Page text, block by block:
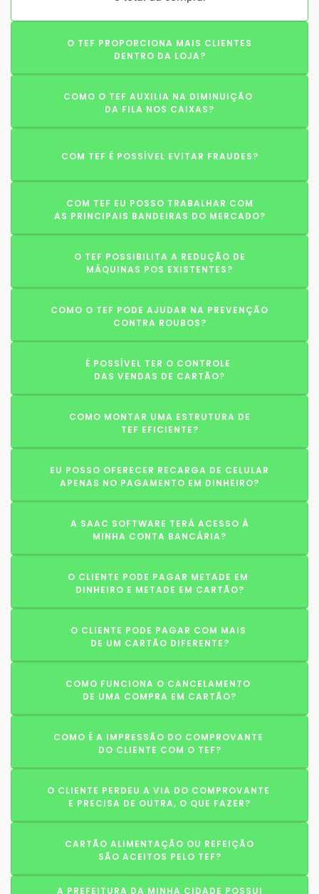
O TEF PROPORCIONA MAIS CLIENTES
DENTRO DA LOJA?
COMO O TEF AUXILIA NA DIMINUIÇÃO
DA FILA NOS CAIXAS?
COM TEF É POSSÍVEL EVITAR FRAUDES?
COM TEF EU POSSO TRABALHAR COM
AS PRINCIPAIS BANDEIRAS DO MERCADO?
O TEF POSSIBILITA A REDUÇÃO DE
MÁQUINAS POS EXISTENTES?
COMO O TEF PODE AJUDAR NA PREVENÇÃO
CONTRA ROUBOS?
É POSSÍVEL TER O CONTROLE
DAS VENDAS DE CARTÃO?
COMO MONTAR UMA ESTRUTURA DE
TEF EFICIENTE?
EU POSSO OFERECER RECARGA DE CELULAR
APENAS NO PAGAMENTO EM DINHEIRO?
A SAAC SOFTWARE TERÁ ACESSO À
MINHA CONTA BANCÁRIA?
O CLIENTE PODE PAGAR METADE EM
DINHEIRO E METADE EM CARTÃO?
O CLIENTE PODE PAGAR COM MAIS
DE UM CARTÃO DIFERENTE?
COMO FUNCIONA O CANCELAMENTO
DE UMA COMPRA EM CARTÃO?
COMO É A IMPRESSÃO DO COMPROVANTE
DO CLIENTE COM O TEF?
O CLIENTE PERDEU A VIA DO COMPROVANTE
E PRECISA DE OUTRA, O QUE FAZER?
CARTÃO ALIMENTAÇÃO OU REFEIÇÃO
SÃO ACEITOS PELO TEF?
A PREFEITURA DA MINHA CIDADE POSSUI